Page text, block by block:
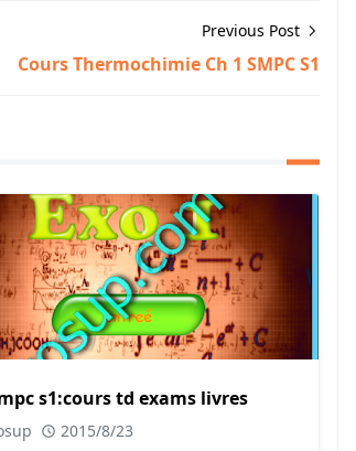
Previous Post
Cours Thermochimie Ch 1 SMPC S1
s1:cours td exams livres
2015/8/23